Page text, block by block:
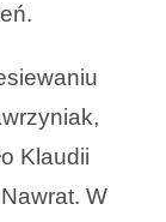
Klaudii
W